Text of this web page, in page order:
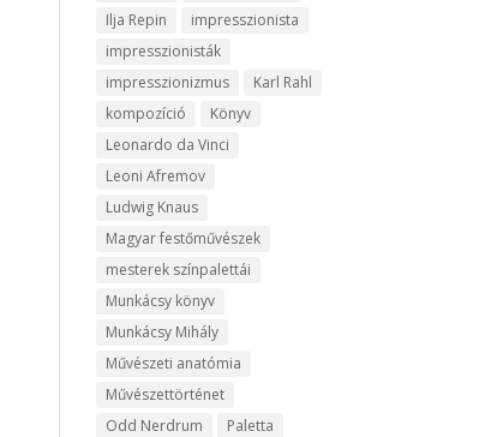
Ilja Repin
impresszionista
impresszionisták
impresszionizmus
Karl Rahl
kompozíció
Könyv
Leonardo da Vinci
Leoni Afremov
Ludwig Knaus
Magyar festőművészek
mesterek színpalettái
Munkácsy könyv
Munkácsy Mihály
Művészeti anatómia
Művészettörténet
Odd Nerdrum
Paletta